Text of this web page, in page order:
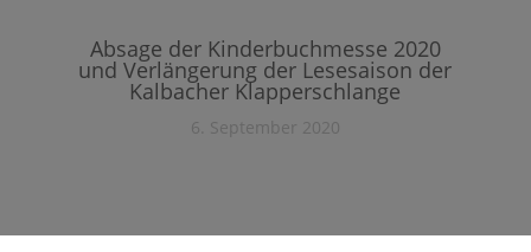
Absage der Kinderbuchmesse 2020
und Verlängerung der Lesesaison der
Kalbacher Klapperschlange
6. September 2020